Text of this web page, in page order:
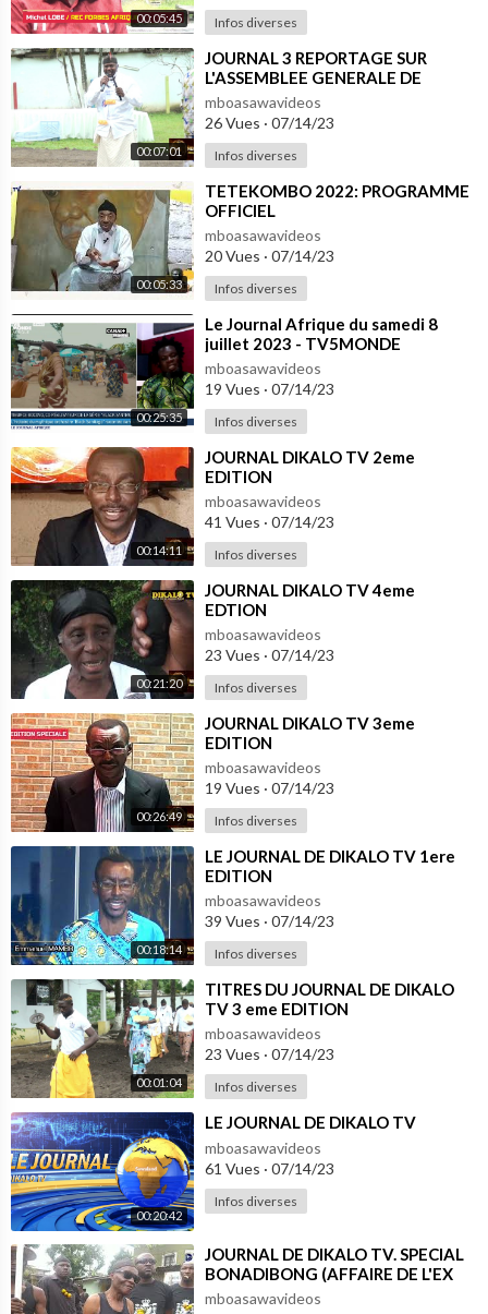
00:05:45 Infos diverses
00:07:01
⁣JOURNAL 3 REPORTAGE SUR
L'ASSEMBLEE GENERALE DE
BONANJO
mboasawavideos
26 Vues · 07/14/23
Infos diverses
00:05:33
⁣TETEKOMBO 2022: PROGRAMME
OFFICIEL
mboasawavideos
20 Vues · 07/14/23
Infos diverses
00:25:35
⁣Le Journal Afrique du samedi 8
juillet 2023 - TV5MONDE
mboasawavideos
19 Vues · 07/14/23
Infos diverses
00:14:11
⁣JOURNAL DIKALO TV 2eme
EDITION
mboasawavideos
41 Vues · 07/14/23
Infos diverses
00:21:20
⁣JOURNAL DIKALO TV 4eme
EDTION
mboasawavideos
23 Vues · 07/14/23
Infos diverses
00:26:49
⁣JOURNAL DIKALO TV 3eme
EDITION
mboasawavideos
19 Vues · 07/14/23
Infos diverses
00:18:14
⁣LE JOURNAL DE DIKALO TV 1ere
EDITION
mboasawavideos
39 Vues · 07/14/23
Infos diverses
00:01:04
⁣TITRES DU JOURNAL DE DIKALO
TV 3 eme EDITION
mboasawavideos
23 Vues · 07/14/23
Infos diverses
00:20:42
⁣LE JOURNAL DE DIKALO TV
mboasawavideos
61 Vues · 07/14/23
Infos diverses
⁣JOURNAL DE DIKALO TV. SPECIAL
BONADIBONG (AFFAIRE DE L'EX
REGIFERCAM)
mboasawavideos